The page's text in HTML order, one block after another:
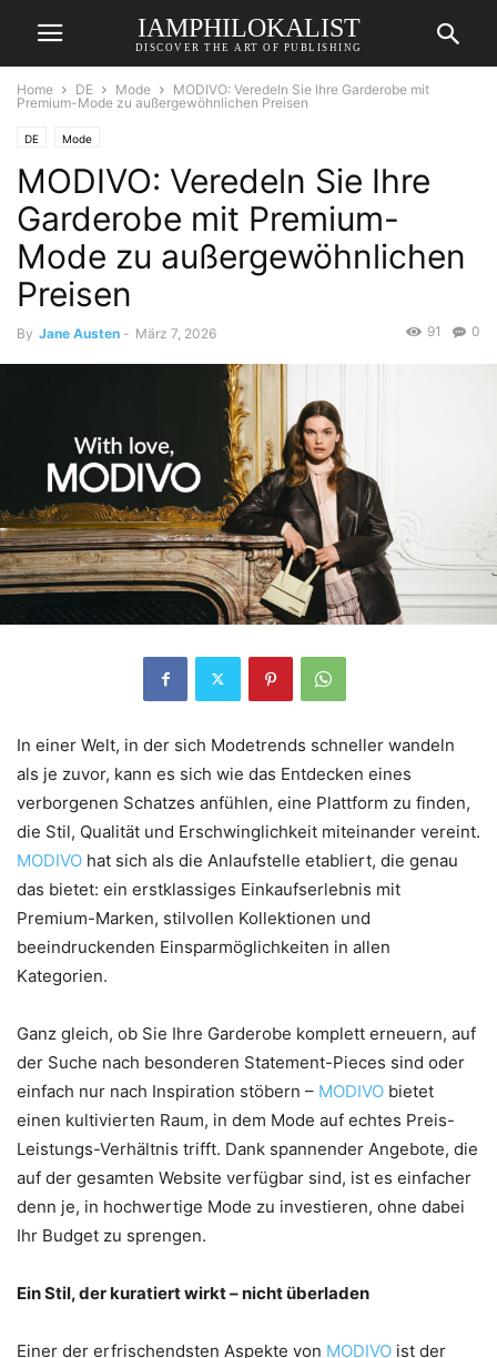
IAMPHILOKALIST
DISCOVER THE ART OF PUBLISHING
Home DE Mode
MODIVO: Veredeln Sie Ihre Garderobe mit
Premium-Mode zu außergewöhnlichen Preisen
DE Mode
MODIVO: Veredeln Sie Ihre
Garderobe mit Premium-
Mode zu außergewöhnlichen
Preisen
By Jane Austen - März 7, 2026 0
91
In einer Welt, in der sich Modetrends schneller wandeln
als je zuvor, kann es sich wie das Entdecken eines
verborgenen Schatzes anfühlen, eine Plattform zu finden,
die Stil, Qualität und Erschwinglichkeit miteinander vereint.
MODIVO hat sich als die Anlaufstelle etabliert, die genau
das bietet: ein erstklassiges Einkaufserlebnis mit
Premium-Marken, stilvollen Kollektionen und
beeindruckenden Einsparmöglichkeiten in allen
Kategorien.
Ganz gleich, ob Sie Ihre Garderobe komplett erneuern, auf
der Suche nach besonderen Statement-Pieces sind oder
einfach nur nach Inspiration stöbern – MODIVO bietet
einen kultivierten Raum, in dem Mode auf echtes Preis-
Leistungs-Verhältnis trifft. Dank spannender Angebote, die
auf der gesamten Website verfügbar sind, ist es einfacher
denn je, in hochwertige Mode zu investieren, ohne dabei
Ihr Budget zu sprengen.
Ein Stil, der kuratiert wirkt – nicht überladen
Einer der erfrischendsten Aspekte von MODIVO ist der